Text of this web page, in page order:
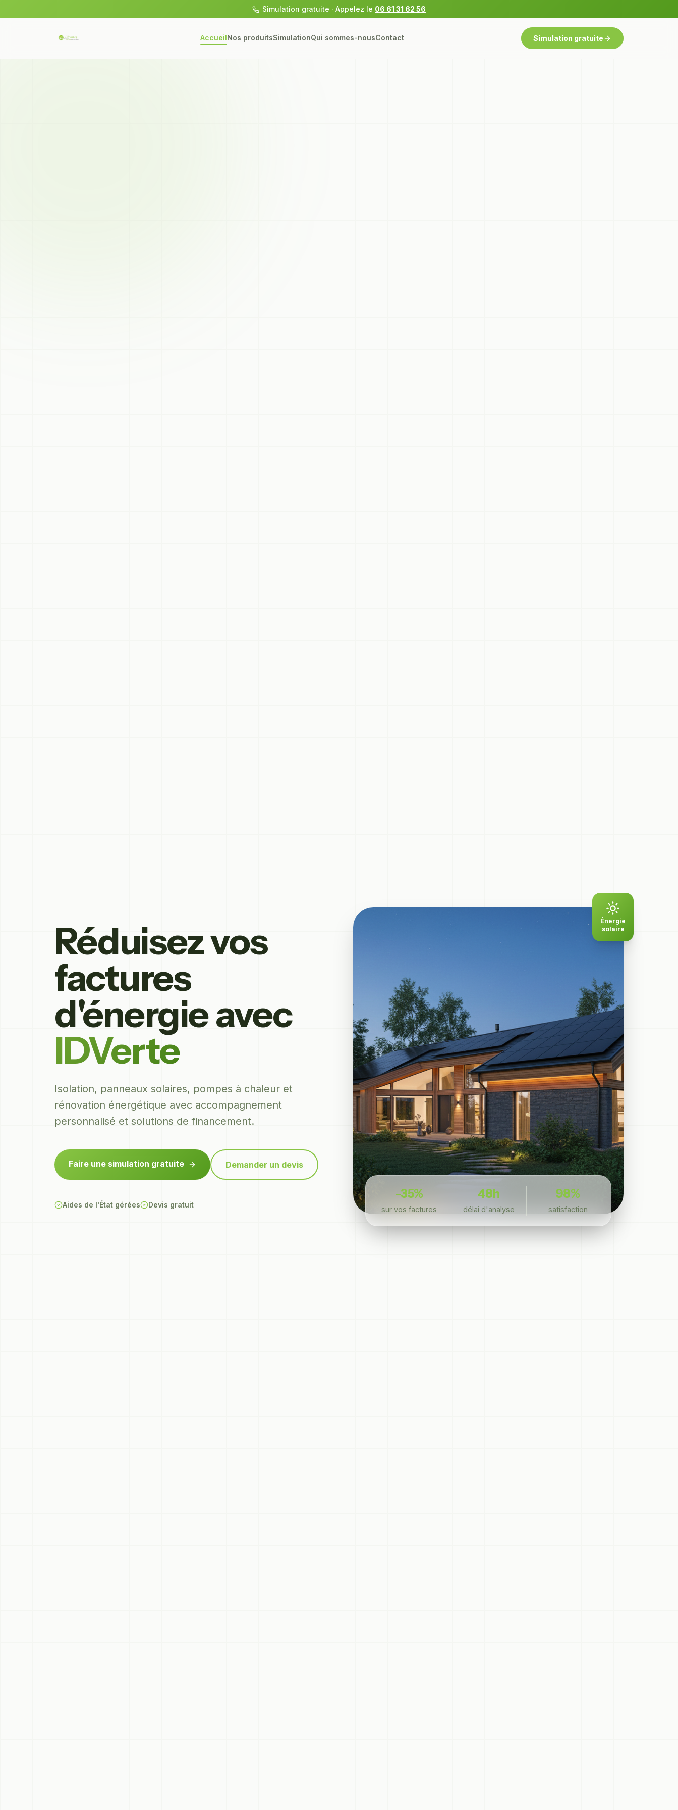
Simulation gratuite · Appelez le 06 61 31 62 56
AccueilNos produitsSimulationQui sommes-nousContact Simulation gratuite
Réduisez vos
factures
d'énergie avec
IDVerte
Isolation, panneaux solaires, pompes à chaleur et
rénovation énergétique avec accompagnement
personnalisé et solutions de financement.
Faire une simulation gratuite Demander un devis
Aides de l'État gérées Devis gratuit
-35%
sur vos factures
48h
délai d'analyse
98%
satisfaction
Énergie
solaire